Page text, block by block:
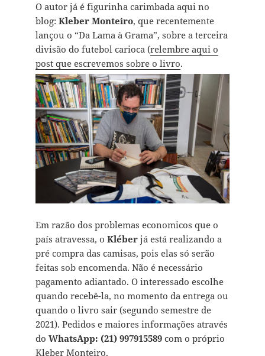
O autor já é figurinha carimbada aqui no
blog: Kleber Monteiro, que recentemente
lançou o “Da Lama à Grama”, sobre a terceira
divisão do futebol carioca (relembre aqui o
post que escrevemos sobre o livro.
Em razão dos problemas economicos que o
país atravessa, o Kléberjá está realizando a
pré compra das camisas, pois elas só serão
feitas sob encomenda. Não é necessário
pagamento adiantado. O interessado escolhe
quando recebê-la, no momento da entrega ou
quando o livro sair (segundo semestre de
2021). Pedidos e maiores informações através
do WhatsApp: (21) 997915589com o próprio
Kleber Monteiro.